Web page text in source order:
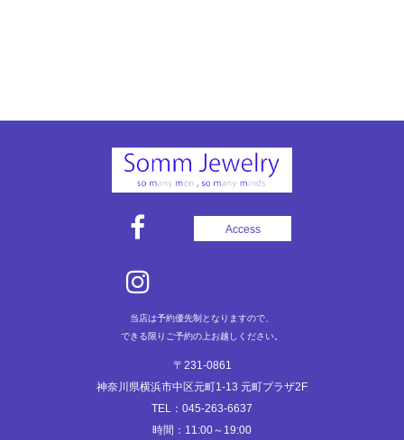
Access
当店は予約優先制となりますので、
できる限りご予約の上お越しください。
〒231-0861
神奈川県横浜市中区元町1-13 元町プラザ2F
TEL：045-263-6637
時間：11:00～19:00